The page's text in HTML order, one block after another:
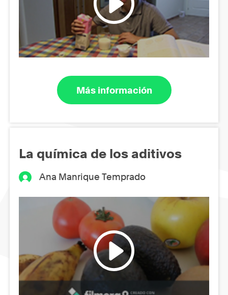
Más información
La química de los aditivos
Ana Manrique Temprado